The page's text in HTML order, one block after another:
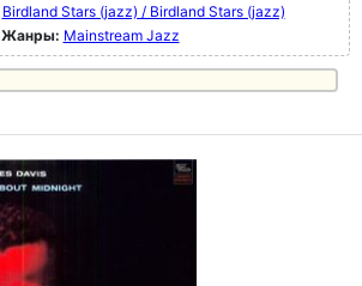
Birdland Stars (jazz) / Birdland Stars (jazz)
Жанры: Mainstream Jazz